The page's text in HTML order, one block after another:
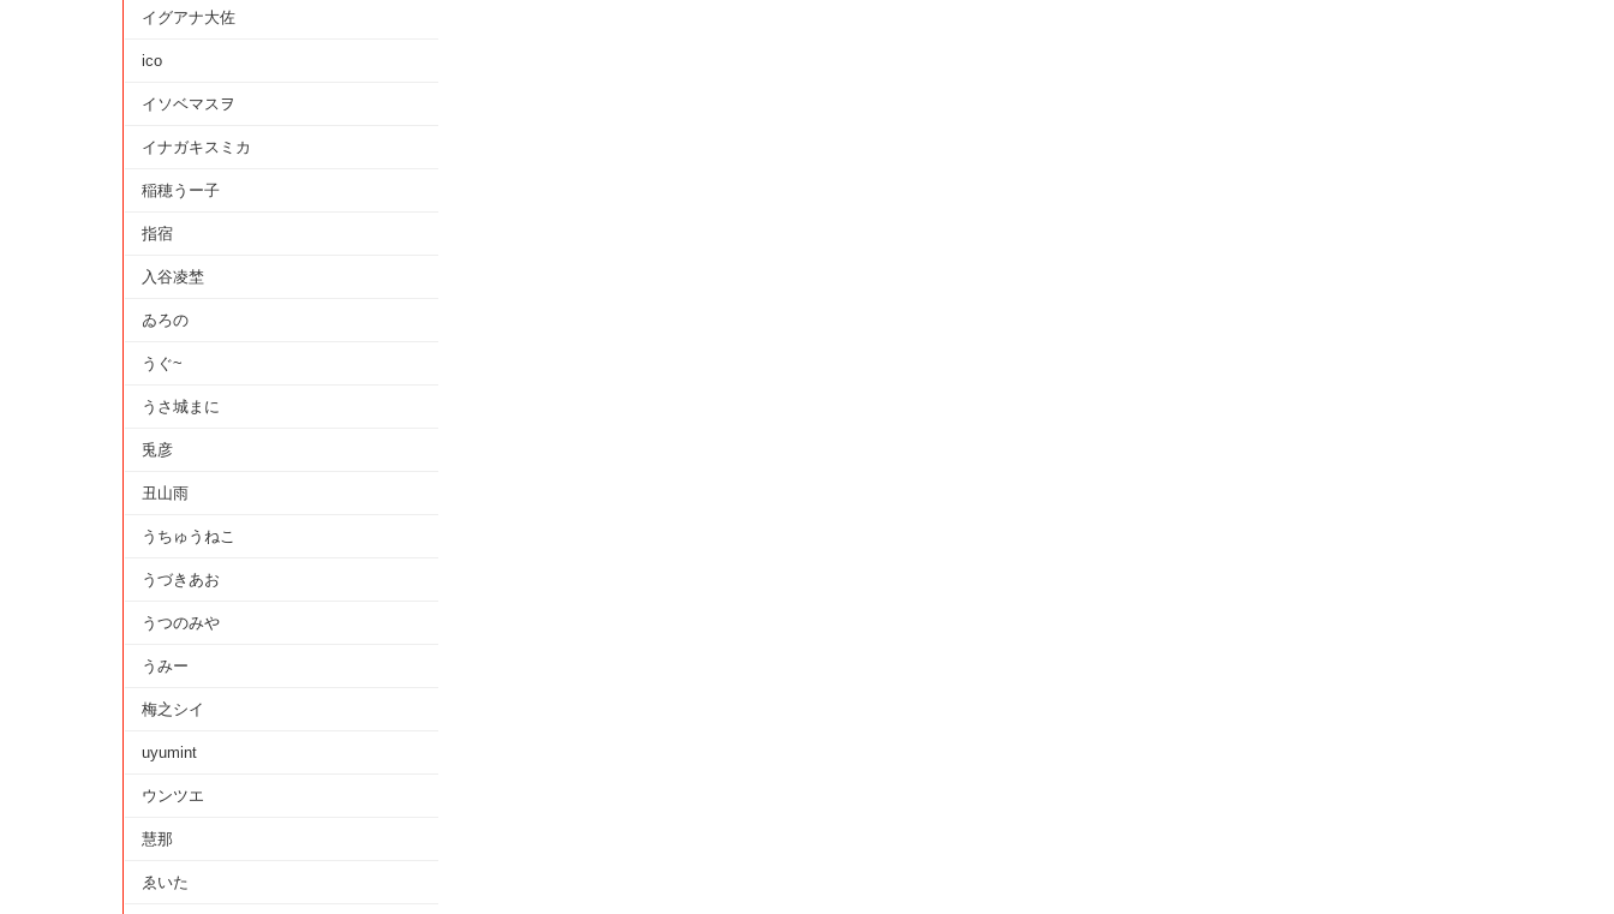
イグアナ大佐
ico
イソベマスヲ
イナガキスミカ
稲穂うー子
指宿
入谷凌埜
ゐろの
うぐ~
うさ城まに
兎彦
丑山雨
うちゅうねこ
うづきあお
うつのみや
うみー
梅之シイ
uyumint
ウンツエ
慧那
ゑいた